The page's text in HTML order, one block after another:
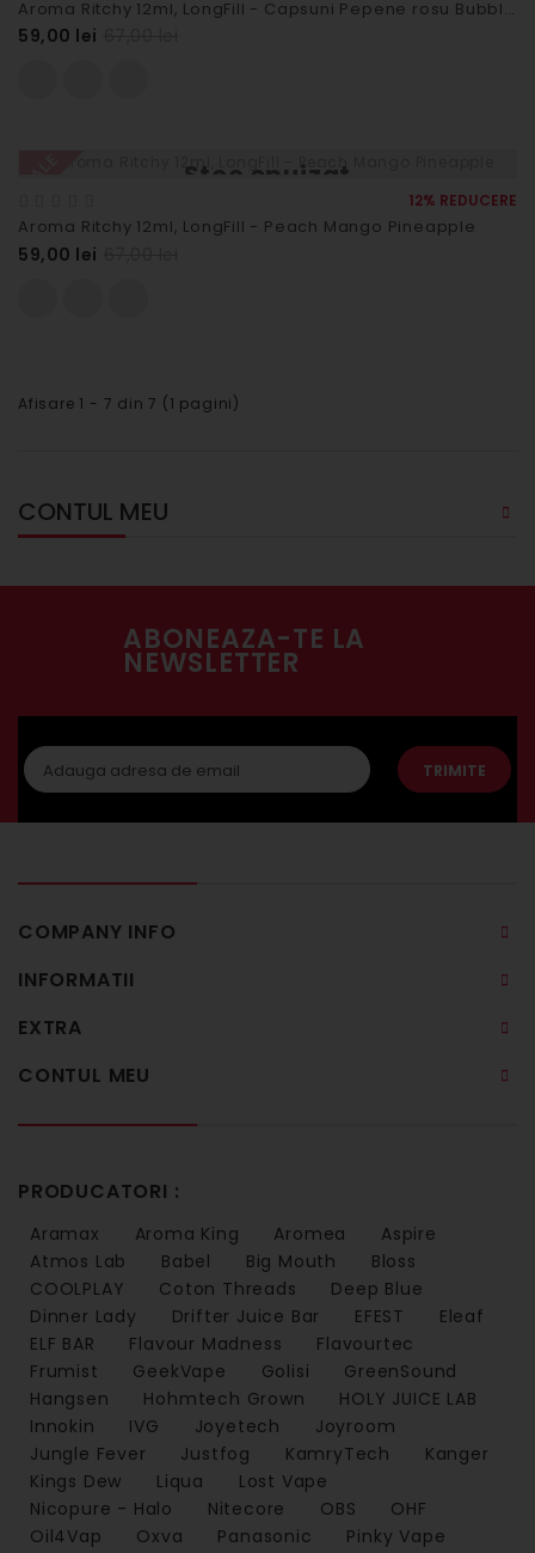
Aroma Ritchy 12ml, LongFill - Capsuni Pepene rosu Bubblegum
59,00 lei
Stoc epuizat
12% REDUCERE
Aroma Ritchy 12ml, LongFill - Peach Mango Pineapple
59,00 lei
Afisare 1 - 7 din 7 (1 pagini)
CONTUL MEU
ABONEAZA-TE LA
NEWSLETTER
TRIMITE
COMPANY INFO
INFORMATII
EXTRA
CONTUL MEU
PRODUCATORI :
Aramax Aroma King Aromea
Aspire
Atmos Lab
Babel Big Mouth
Bloss
COOLPLAY
Coton Threads
Deep Blue
Dinner Lady
Drifter Juice Bar EFEST
Eleaf
ELF BAR
Flavour Madness
Flavourtec
Frumist
GeekVape Golisi
GreenSound
Hangsen
Hohmtech Grown
HOLY JUICE LAB
Innokin
IVG Joyetech
Joyroom
Jungle Fever
Justfog KamryTech
Kanger
Kings Dew
Liqua
Lost Vape
Nicopure - Halo
Nitecore OBS
OHF
Oil4Vap
Oxva Panasonic
Pinky Vape